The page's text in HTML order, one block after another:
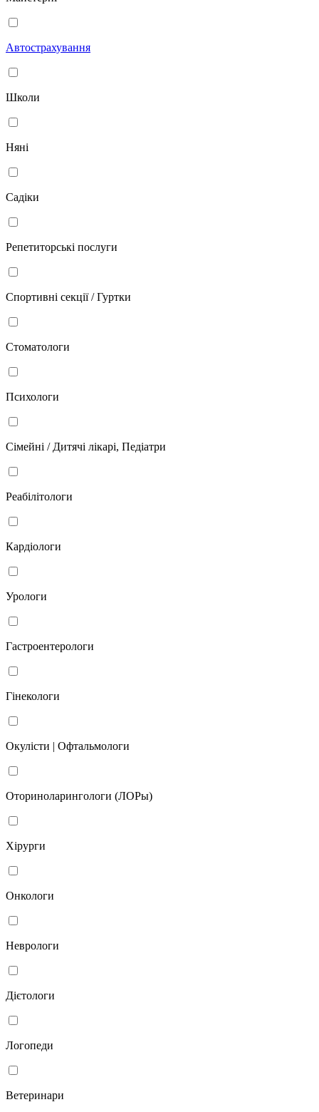
Автострахування
Школи
Няні
Садіки
Репетиторські послуги
Спортивні секції / Гуртки
Стоматологи
Психологи
Сімейні / Дитячі лікарі, Педіатри
Реабілітологи
Кардіологи
Урологи
Гастроентерологи
Гінекологи
Окулісти | Офтальмологи
Оториноларингологи (ЛОРы)
Хірурги
Онкологи
Неврологи
Дієтологи
Логопеди
Ветеринари